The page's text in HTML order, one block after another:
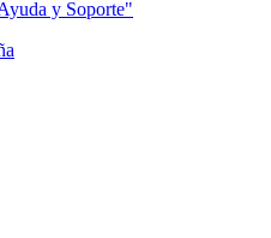
y Soporte"